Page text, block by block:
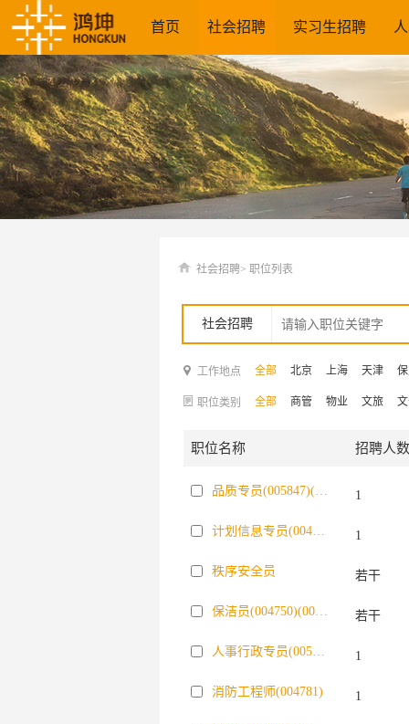
首页 社会招聘 实习生招聘
社会招聘> 职位列表
社会招聘
工作地点 全部 北京 上海 天津
职位类别 全部 商管 物业 文旅
职位名称 招聘人数
品质专员(005847)(005871)(005874) 1
计划信息专员(004397) 1
秩序安全员 若干
保洁员(004750)(005854)(005862) 若干
人事行政专员(005697)(005861) 1
消防工程师(004781) 1